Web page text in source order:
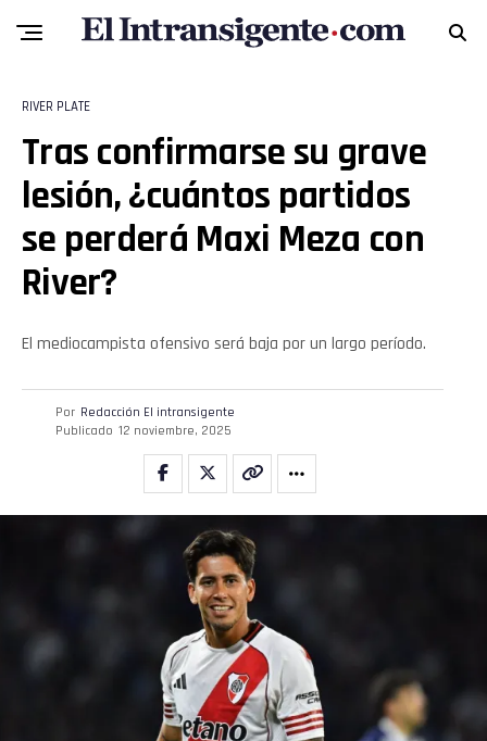
RIVER PLATE
Tras confirmarse su grave
lesión, ¿cuántos partidos
se perderá Maxi Meza con
River?
El mediocampista ofensivo será baja por un largo período.
Por Redacción El intransigente
Publicado 12 noviembre, 2025
Email